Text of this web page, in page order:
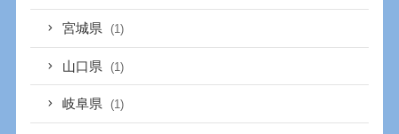
宮城県 (1)
山口県 (1)
岐阜県 (1)